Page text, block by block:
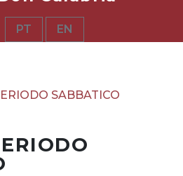
PT EN
SABBATICO